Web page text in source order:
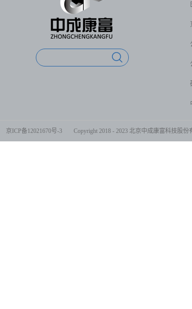
京ICP备12021670号-3 Copyright 2018 - 2023 北京中成康富科技股份